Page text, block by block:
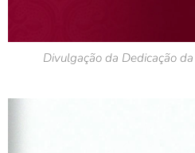
Divulgação da Dedicação